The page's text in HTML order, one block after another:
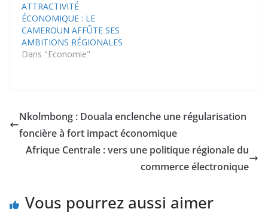
ATTRACTIVITÉ
ÉCONOMIQUE : LE
CAMEROUN AFFÛTE SES
AMBITIONS RÉGIONALES
Dans "Economie"
Nkolmbong : Douala enclenche une régularisation
foncière à fort impact économique
Afrique Centrale : vers une politique régionale du
commerce électronique
Vous pourrez aussi aimer